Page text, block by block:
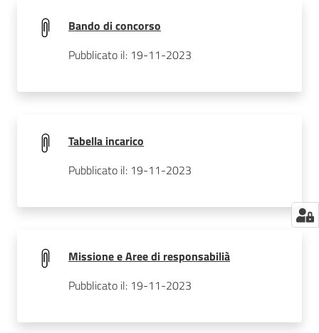
Bando di concorso
Pubblicato il: 19-11-2023
Tabella incarico
Pubblicato il: 19-11-2023
Missione e Aree di responsabilià
Pubblicato il: 19-11-2023